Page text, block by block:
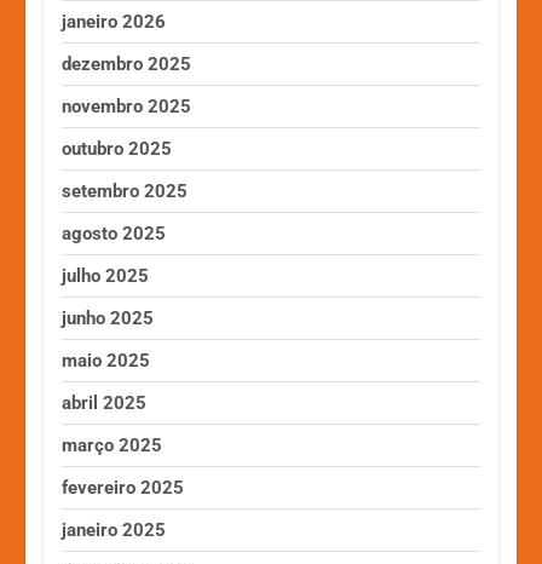
janeiro 2026
dezembro 2025
novembro 2025
outubro 2025
setembro 2025
agosto 2025
julho 2025
junho 2025
maio 2025
abril 2025
março 2025
fevereiro 2025
janeiro 2025